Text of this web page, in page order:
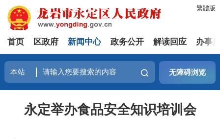
繁體版
首页 区政府 新闻中心 政务公开 解读回应 办事
无障碍浏览
永定举办食品安全知识培训会